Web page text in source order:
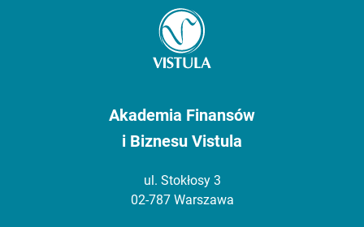
Akademia Finansów
i Biznesu Vistula
ul. Stokłosy 3
02-787 Warszawa